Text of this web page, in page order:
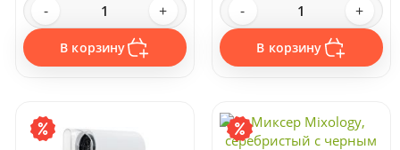
- +
В корзину
- +
В корзину